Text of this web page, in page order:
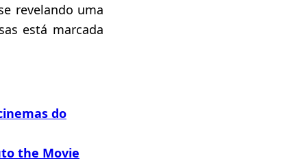
revelando uma
está marcada
do
the Movie